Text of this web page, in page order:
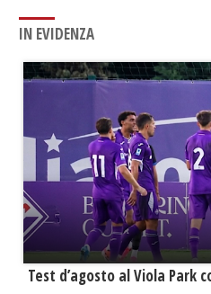
IN EVIDENZA
Test d’agosto al Viola Park